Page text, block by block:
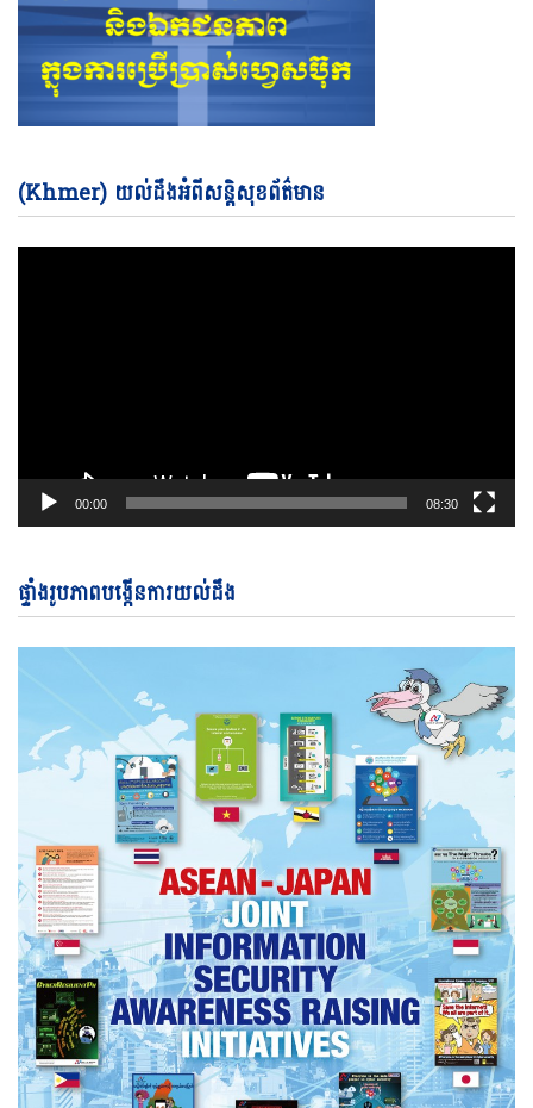
(Khmer) យល់ដឹងអំពីសន្តិសុខព័ត៌មាន
00:00 08:30
ផ្ទាំងរូបភាពបង្កើនការយល់ដឹង